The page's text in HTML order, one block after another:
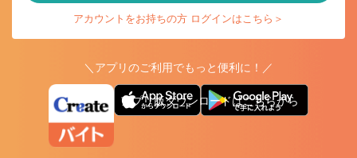
アカウントをお持ちの方 ログインはこちら＞
＼アプリのご利用でもっと便利に！／
アプリ版ダウンロードはこちらから